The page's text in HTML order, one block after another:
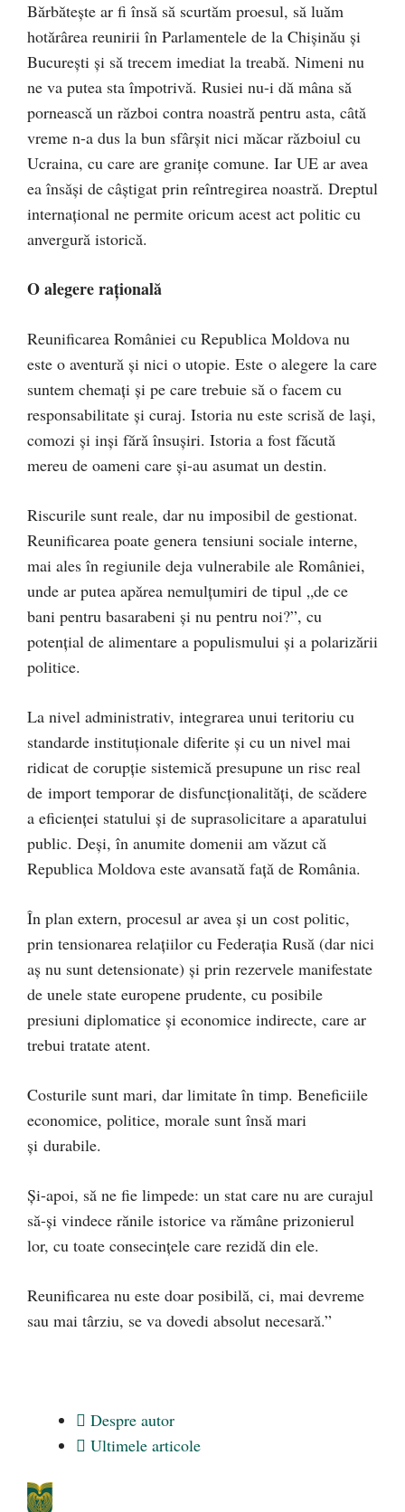
Bărbătește ar fi însă să scurtăm proesul, să luăm
hotărârea reunirii în Parlamentele de la Chișinău și
București și să trecem imediat la treabă. Nimeni nu
ne va putea sta împotrivă. Rusiei nu-i dă mâna să
pornească un război contra noastră pentru asta, câtă
vreme n-a dus la bun sfârșit nici măcar războiul cu
Ucraina, cu care are granițe comune. Iar UE ar avea
ea însăși de câștigat prin reîntregirea noastră. Dreptul
internațional ne permite oricum acest act politic cu
anvergură istorică.
O alegere rațională
Reunificarea României cu Republica Moldova nu
este o aventură și nici o utopie. Este o alegere la care
suntem chemați și pe care trebuie să o facem cu
responsabilitate și curaj. Istoria nu este scrisă de lași,
comozi și inși fără însușiri. Istoria a fost făcută
mereu de oameni care și-au asumat un destin.
Riscurile sunt reale, dar nu imposibil de gestionat.
Reunificarea poate genera tensiuni sociale interne,
mai ales în regiunile deja vulnerabile ale României,
unde ar putea apărea nemulțumiri de tipul „de ce
bani pentru basarabeni și nu pentru noi?”, cu
potențial de alimentare a populismului și a polarizării
politice.
La nivel administrativ, integrarea unui teritoriu cu
standarde instituționale diferite și cu un nivel mai
ridicat de corupție sistemică presupune un risc real
de import temporar de disfuncționalități, de scădere
a eficienței statului și de suprasolicitare a aparatului
public. Deși, în anumite domenii am văzut că
Republica Moldova este avansată față de România.
În plan extern, procesul ar avea și un cost politic,
prin tensionarea relațiilor cu Federația Rusă (dar nici
aș nu sunt detensionate) și prin rezervele manifestate
de unele state europene prudente, cu posibile
presiuni diplomatice și economice indirecte, care ar
trebui tratate atent.
Costurile sunt mari, dar limitate în timp. Beneficiile
economice, politice, morale sunt însă mari
și durabile.
Și-apoi, să ne fie limpede: un stat care nu are curajul
să-și vindece rănile istorice va rămâne prizonierul
lor, cu toate consecințele care rezidă din ele.
Reunificarea nu este doar posibilă, ci, mai devreme
sau mai târziu, se va dovedi absolut necesară.”
Despre autor
Ultimele articole